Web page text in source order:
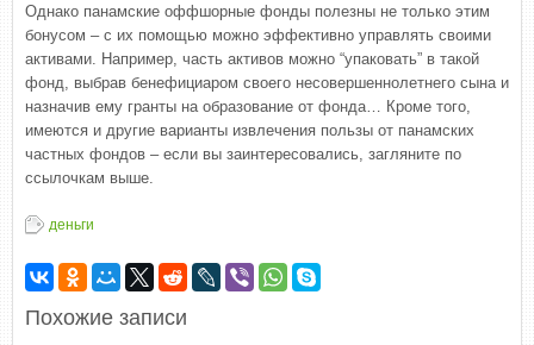
Однако панамские оффшорные фонды полезны не только этим
бонусом – с их помощью можно эффективно управлять своими
активами. Например, часть активов можно “упаковать” в такой
фонд, выбрав бенефициаром своего несовершеннолетнего сына и
назначив ему гранты на образование от фонда… Кроме того,
имеются и другие варианты извлечения пользы от панамских
частных фондов – если вы заинтересовались, загляните по
ссылочкам выше.
деньги
Похожие записи